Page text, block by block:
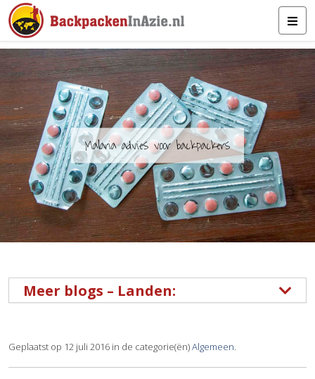
Malaria advies voor backpackers
Meer blogs – Landen:
Geplaatst op 12 juli 2016 in de categorie(ën)Algemeen.